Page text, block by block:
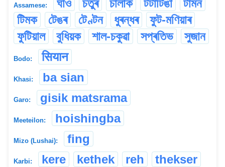
Assamese: ঘাও চতুৰ চালাক টটাটিঙা
টামন
টিমক
টেঙৰ টেণ্টন ধুৰন্ধৰ
ফুট-মণিয়াৰ
ফুটিয়াল
বুধিয়ক শাল-চকুৱা সপ্ৰতিভ সুজান
Bodo: सियान
Khasi: ba sian
Garo: gisik matsrama
Meeteilon: hoishingba
Mizo (Lushai): fing
Karbi: kere kethek reh thekser